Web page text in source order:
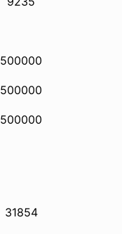
500000
500000
500000
31854